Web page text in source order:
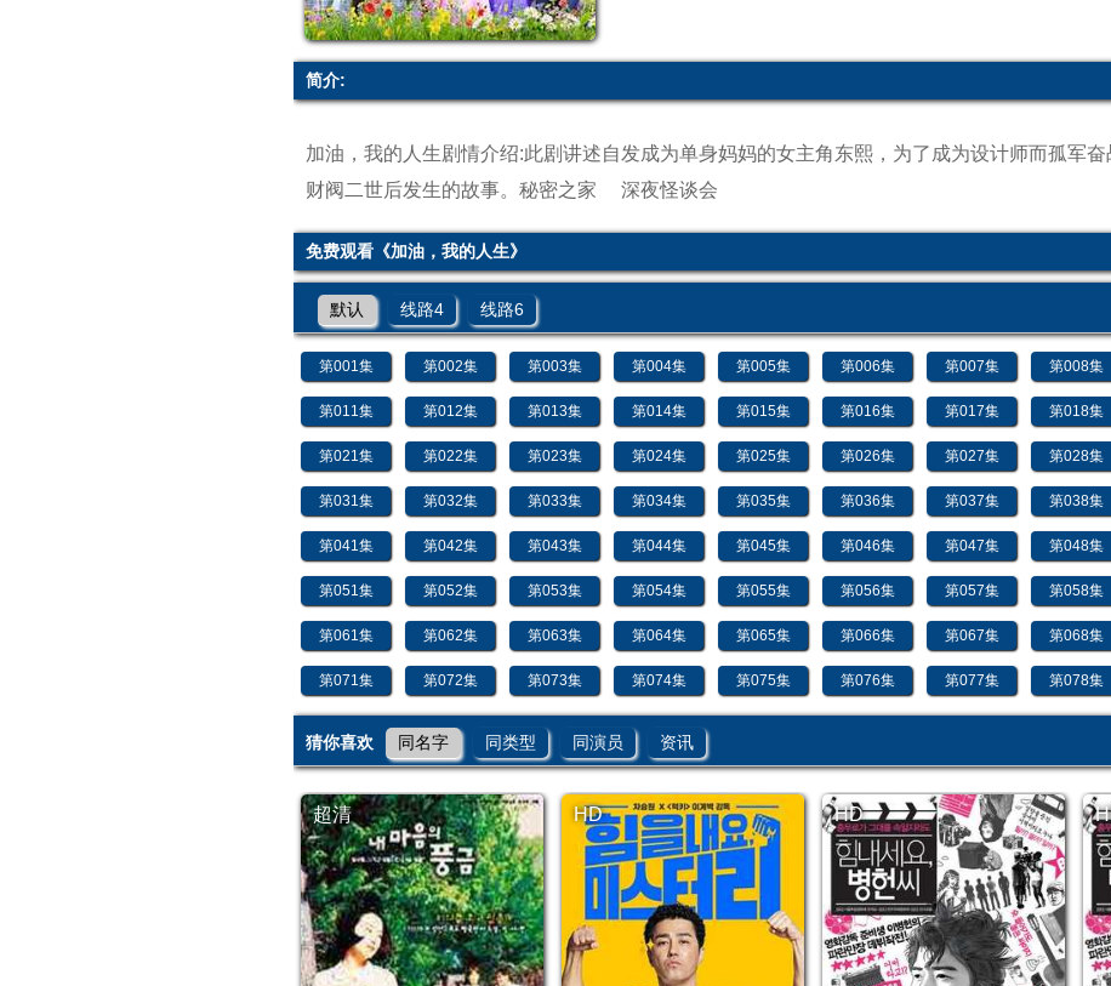
简介:
加油，我的人生剧情介绍:此剧讲述自发成为单身妈妈的女主角东熙，为了成为设计师而孤军
财阀二世后发生的故事。 秘密之家 深夜怪谈会
免费观看《加油，我的人生》
默认 线路4 线路6
第001集 第002集 第003集 第004集 第005集 第006集 第007集 第008集
第011集 第012集 第013集 第014集 第015集 第016集 第017集 第018集
第021集 第022集 第023集 第024集 第025集 第026集 第027集 第028集
第031集 第032集 第033集 第034集 第035集 第036集 第037集 第038集
第041集 第042集 第043集 第044集 第045集 第046集 第047集 第048集
第051集 第052集 第053集 第054集 第055集 第056集 第057集 第058集
第061集 第062集 第063集 第064集 第065集 第066集 第067集 第068集
第071集 第072集 第073集 第074集 第075集 第076集 第077集 第078集
第082集 第083集 第084集
第091集 第092集 第093集 第094集 第095集 第096集 第097集 第098集
第101集 第102集 第103集 第104集 第105集 第106集 第107集 第108集
猜你喜欢 同名字 同类型 同演员 资讯
超清 HD HD